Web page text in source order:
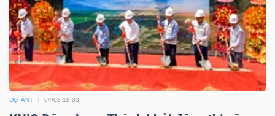
DỰ ÁN 04/08 18:03